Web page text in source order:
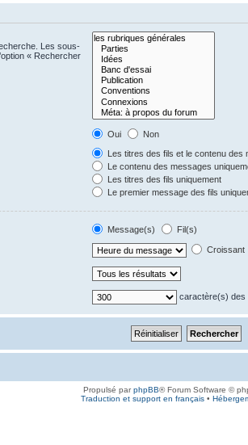
Les sous-
« Rechercher
Oui
Non
Les titres des fils et le contenu des
Le contenu des messages
Les titres des fils uniquement
Le premier message des fils
Message(s)
Fil(s)
Croissant
caractère(s) des
Propulsé parphpBB® Forum Software ©
Traduction et support en français•